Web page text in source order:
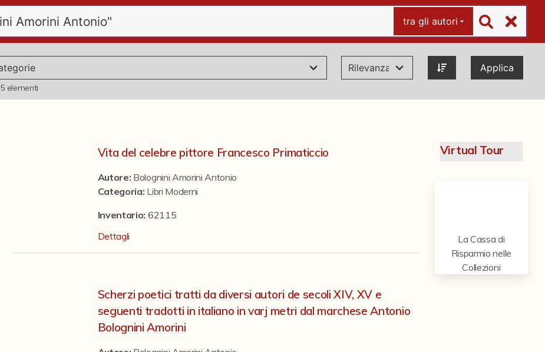
tra gli autori
Applica
5elementi
Vita del celebre pittore Francesco Primaticcio
Autore: Bolognini Amorini Antonio
Categoria: Libri Moderni
Inventario: 62115
Dettagli
Scherzi poetici tratti da diversi autori de secoli XIV, XV e
seguenti tradotti in italiano in varj metri dal marchese Antonio
Bolognini Amorini
Virtual Tour
La Cassa di
Risparmio nelle
Collezioni